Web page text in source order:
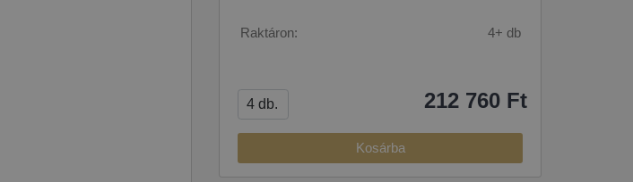
Raktáron: 4+ db
212 760 Ft
Kosárba